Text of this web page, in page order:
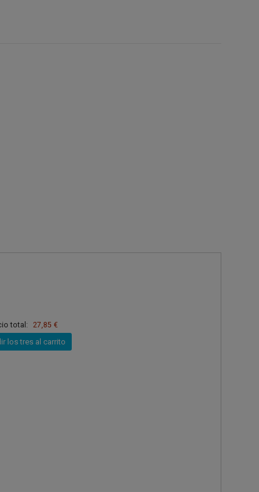
total: 27,85 €
los tres al carrito